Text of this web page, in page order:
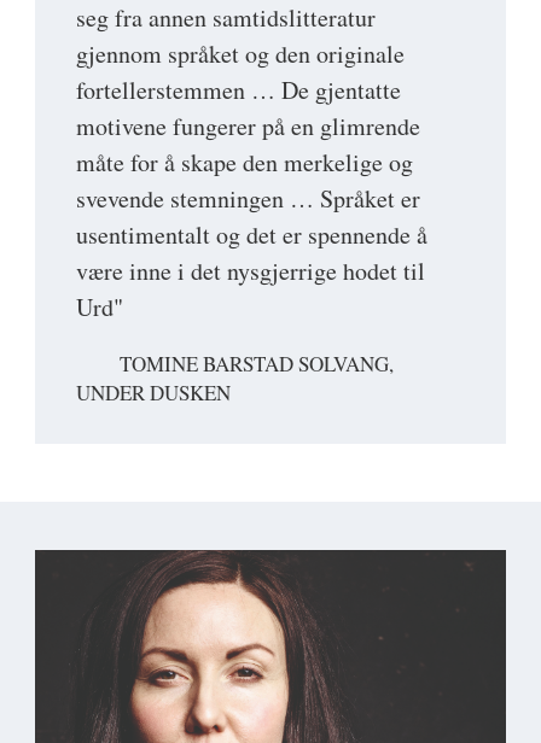
seg fra annen samtidslitteratur
gjennom språket og den originale
fortellerstemmen … De gjentatte
motivene fungerer på en glimrende
måte for å skape den merkelige og
svevende stemningen … Språket er
usentimentalt og det er spennende å
være inne i det nysgjerrige hodet til
Urd"
TOMINE BARSTAD SOLVANG,
UNDER DUSKEN